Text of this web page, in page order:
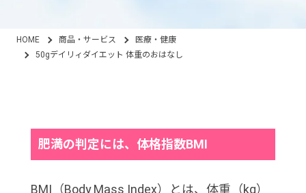
HOME 商品・サービス
医療・健康
50gデイリィダイエット 体重のおはなし
肥満の判定には、体格指数BMI
BMI（Body Mass Index）とは、体重（kg）